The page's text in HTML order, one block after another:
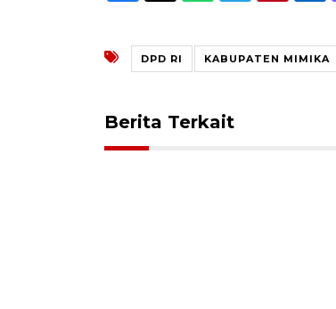
DPD RI KABUPATEN MIMIKA
Berita Terkait